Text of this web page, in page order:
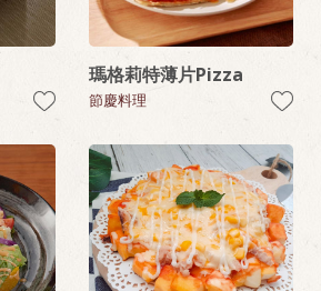
瑪格莉特薄片Pizza
節慶料理